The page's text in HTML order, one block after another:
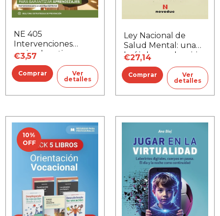
NE 405
Intervenciones
socioeducativas para
garantizar
aprendizajes
€3,57
Ver
detalles
Ley Nacional de
Salud Mental: una
brújula para la crisis
€27,14
Ver
detalles
10%
OFF